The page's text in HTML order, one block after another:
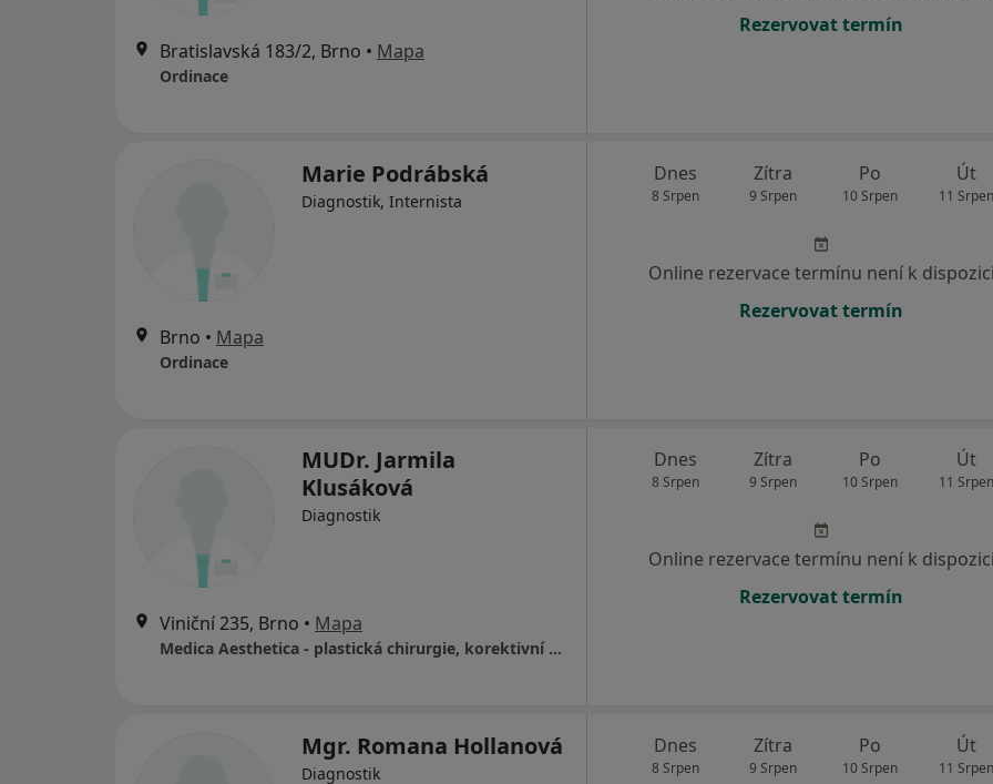
Bratislavská 183/2, Brno • Mapa
Ordinace
Rezervovat termín
Marie Podrábská
Diagnostik, Internista
Brno • Mapa
Ordinace
Dnes
8 Srpen
Zítra
9 Srpen
Po
10 Srpen
Út
11 Srpen
Online rezervace termínu není k dispozici
Rezervovat termín
MUDr. Jarmila
Klusáková
Diagnostik
Viniční 235, Brno • Mapa
Medica Aesthetica - plastická chirurgie, korektivní dermatologie, laserová terapie
Dnes
8 Srpen
Zítra
9 Srpen
Po
10 Srpen
Út
11 Srpen
Online rezervace termínu není k dispozici
Rezervovat termín
Mgr. Romana Hollanová
Diagnostik
Dnes
8 Srpen
Zítra
9 Srpen
Po
10 Srpen
Út
11 Srpen